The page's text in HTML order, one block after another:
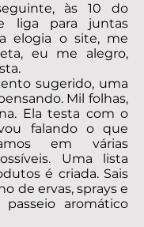
às 10 do
liga para juntas
elogia o site, me
eu me alegro,
sugerido, uma
Mil folhas,
Ela testa com o
falando o que
em várias
Uma lista
é criada. Sais
de ervas, sprays e
aromático